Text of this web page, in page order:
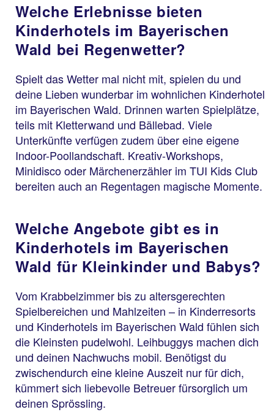
Welche Erlebnisse bieten
Kinderhotels im Bayerischen
Wald bei Regenwetter?
Spielt das Wetter mal nicht mit, spielen du und
deine Lieben wunderbar im wohnlichen Kinderhotel
im Bayerischen Wald. Drinnen warten Spielplätze,
teils mit Kletterwand und Bällebad. Viele
Unterkünfte verfügen zudem über eine eigene
Indoor-Poollandschaft. Kreativ-Workshops,
Minidisco oder Märchenerzähler im TUI Kids Club
bereiten auch an Regentagen magische Momente.
Welche Angebote gibt es in
Kinderhotels im Bayerischen
Wald für Kleinkinder und Babys?
Vom Krabbelzimmer bis zu altersgerechten
Spielbereichen und Mahlzeiten – in Kinderresorts
und Kinderhotels im Bayerischen Wald fühlen sich
die Kleinsten pudelwohl. Leihbuggys machen dich
und deinen Nachwuchs mobil. Benötigst du
zwischendurch eine kleine Auszeit nur für dich,
kümmert sich liebevolle Betreuer fürsorglich um
deinen Sprössling.